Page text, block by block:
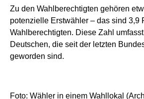
Zu den Wahlberechtigten gehören
potenzielle Erstwähler – das sind 3,9
Wahlberechtigten. Diese Zahl
Deutschen, die seit der letzten
geworden sind.
Foto: Wähler in einem Wahllokal